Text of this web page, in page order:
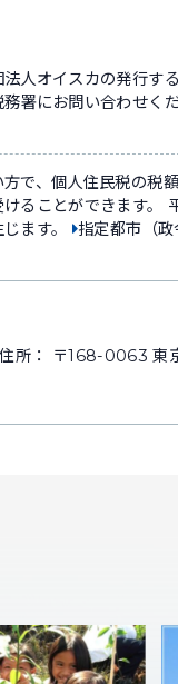
人オイスカの発行す
署にお問い合わせく
で、個人住民税の
ることができます
ます。
指定都市（
住所： 〒168-0063